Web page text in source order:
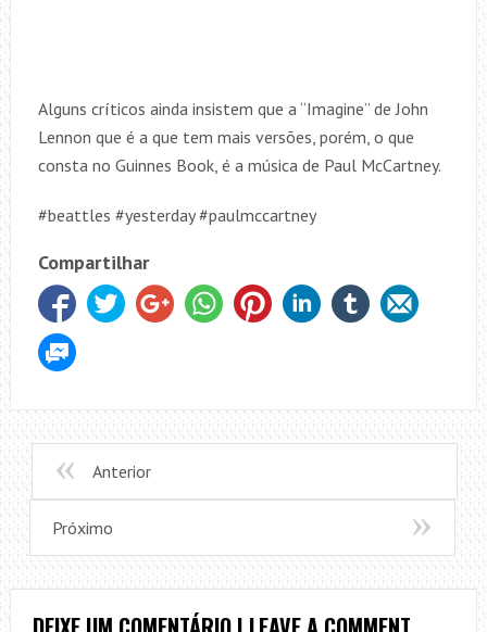
Alguns críticos ainda insistem que a “Imagine” de John
Lennon que é a que tem mais versões, porém, o que
consta no Guinnes Book, é a música de Paul McCartney.
#beattles #yesterday #paulmccartney
Compartilhar
Anterior
Próximo